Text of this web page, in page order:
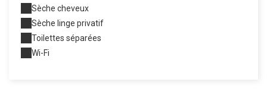
Sèche cheveux
Sèche linge privatif
Toilettes séparées
Wi-Fi